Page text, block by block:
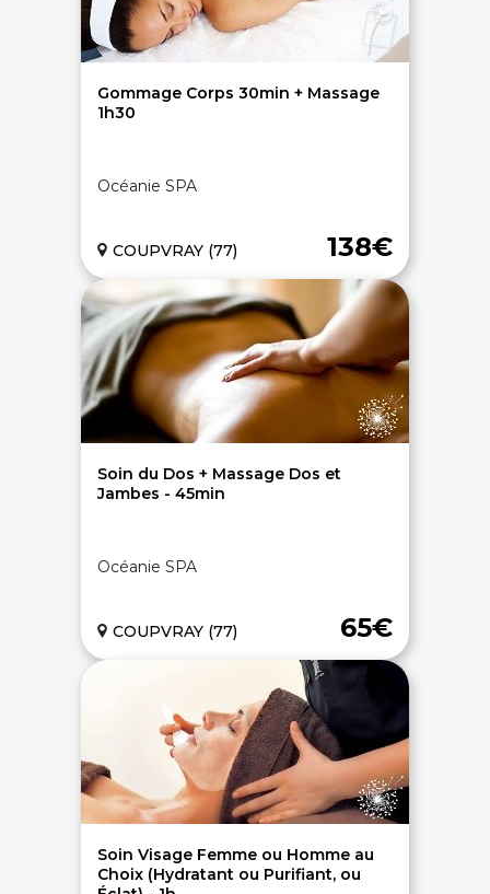
Gommage Corps 30min + Massage
1h30
Océanie SPA
138€
COUPVRAY (77)
Soin du Dos + Massage Dos et
Jambes - 45min
Océanie SPA
65€
COUPVRAY (77)
Soin Visage Femme ou Homme au
Choix (Hydratant ou Purifiant, ou